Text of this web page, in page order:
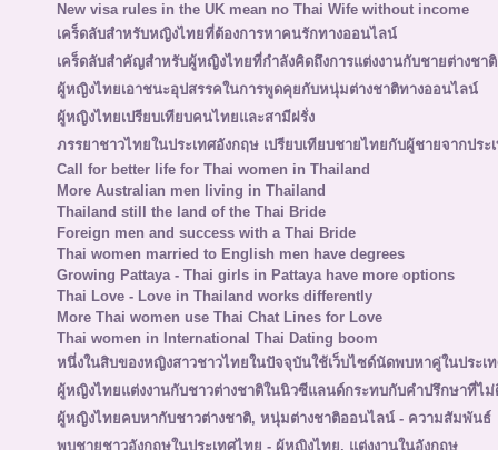
New visa rules in the UK mean no Thai Wife without income
เคร็ดลับสำหรับหญิงไทยที่ต้องการหาคนรักทางออนไลน์
เคร็ดลับสำคัญสำหรับผู้หญิงไทยที่กำลังคิดถึงการแต่งงานกับชายต่างชาติ
ผู้หญิงไทยเอาชนะอุปสรรคในการพูดคุยกับหนุ่มต่างชาติทางออนไลน์
ผู้หญิงไทยเปรียบเทียบคนไทยและสามีฝรั่ง
ภรรยาชาวไทยในประเทศอังกฤษ เปรียบเทียบชายไทยกับผู้ชายจากประ
Call for better life for Thai women in Thailand
More Australian men living in Thailand
Thailand still the land of the Thai Bride
Foreign men and success with a Thai Bride
Thai women married to English men have degrees
Growing Pattaya - Thai girls in Pattaya have more options
Thai Love - Love in Thailand works differently
More Thai women use Thai Chat Lines for Love
Thai women in International Thai Dating boom
หนึ่งในสิบของหญิงสาวชาวไทยในปัจจุบันใช้เว็บไซด์นัดพบหาคู่ในประเ
ผู้หญิงไทยแต่งงานกับชาวต่างชาติในนิวซีแลนด์กระทบกับคำปรึกษาที่ไม่
ผู้หญิงไทยคบหากับชาวต่างชาติ, หนุ่มต่างชาติออนไลน์ - ความสัมพันธ์
พบชายชาวอังกฤษในประเทศไทย - ผู้หญิงไทย, แต่งงานในอังกฤษ